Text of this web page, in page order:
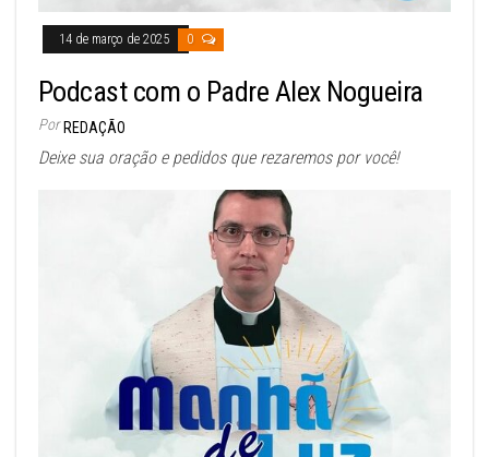
14 de março de 2025 0
Podcast com o Padre Alex Nogueira
Por REDAÇÃO
Deixe sua oração e pedidos que rezaremos por você!